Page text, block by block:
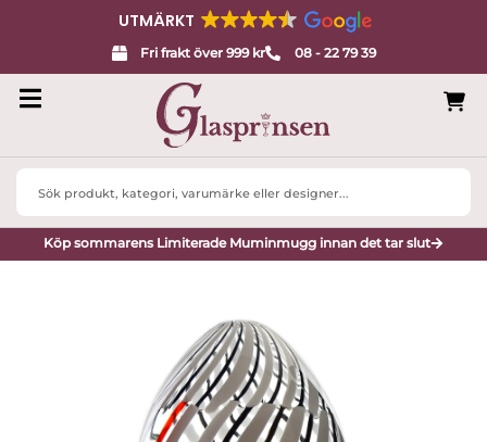
UTMÄRKT
Fri frakt över 999 kr 08 - 22 79 39
Search
Köp sommarens Limiterade Muminmugg innan det tar slut